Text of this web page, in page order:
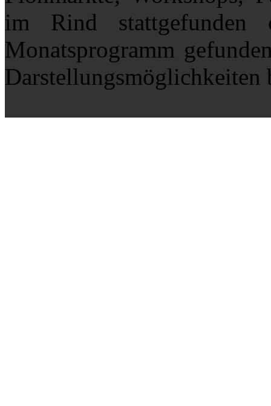
im Rind
Monatsprogramm
Darstellungsmöglichkeiten